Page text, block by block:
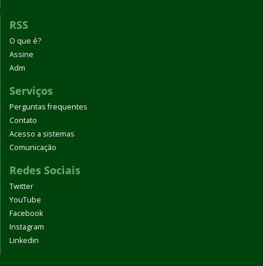
RSS
O que é?
Assine
Adm
Serviços
Perguntas frequentes
Contato
Acesso a sistemas
Comunicação
Redes Sociais
Twitter
YouTube
Facebook
Instagram
Linkedin